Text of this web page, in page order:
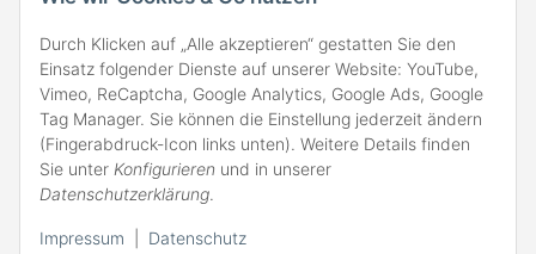
Durch Klicken auf „Alle akzeptieren“ gestatten Sie den
Einsatz folgender Dienste auf unserer Website: YouTube,
Vimeo, ReCaptcha, Google Analytics, Google Ads, Google
Tag Manager. Sie können die Einstellung jederzeit ändern
(Fingerabdruck-Icon links unten). Weitere Details finden
Sie unter Konfigurieren und in unserer
Datenschutzerklärung.
Impressum Datenschutz
ZAHLARTEN